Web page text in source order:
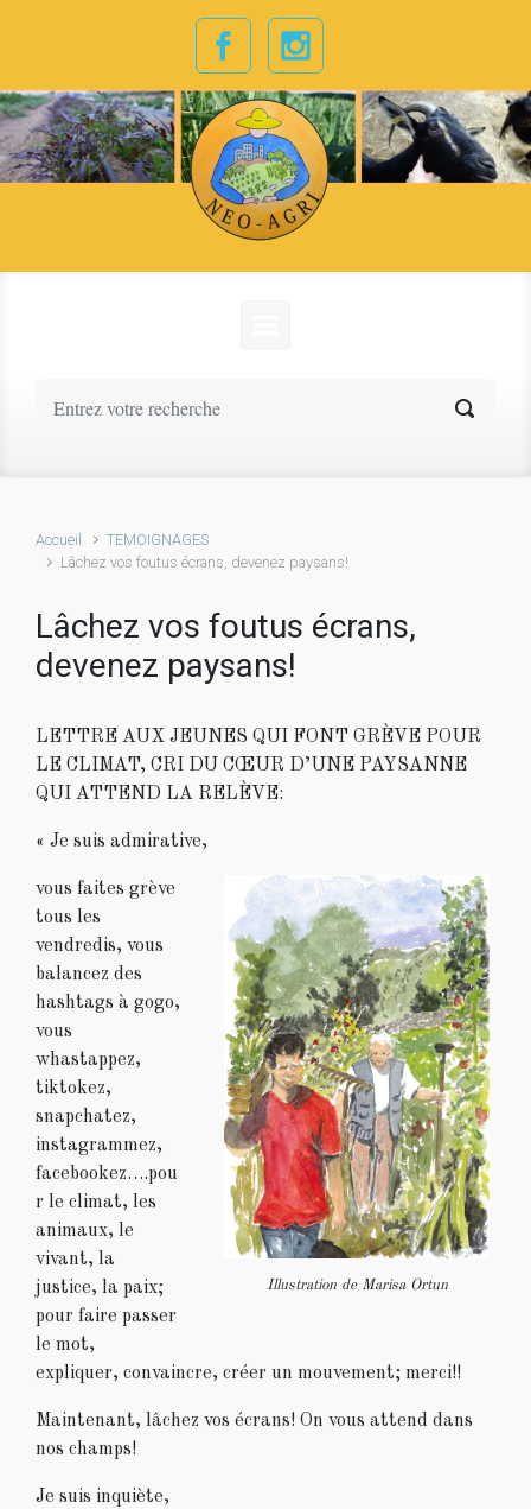
Skip to main content
Accueil
TEMOIGNAGES
Lâchez vos foutus écrans, devenez paysans!
Lâchez vos foutus écrans,
devenez paysans!
LETTRE AUX JEUNES QUI FONT GRÈVE POUR
LE CLIMAT, CRI DU CŒUR D’UNE PAYSANNE
QUI ATTEND LA RELÈVE:
« Je suis admirative,
Illustration de Marisa Ortun
vous faites grève
tous les
vendredis, vous
balancez des
hashtags à gogo,
vous
whastappez,
tiktokez,
snapchatez,
instagrammez,
facebookez….pou
r le climat, les
animaux, le
vivant, la
justice, la paix;
pour faire passer
le mot,
expliquer, convaincre, créer un mouvement; merci!!
Maintenant, lâchez vos écrans! On vous attend dans
nos champs!
Je suis inquiète,